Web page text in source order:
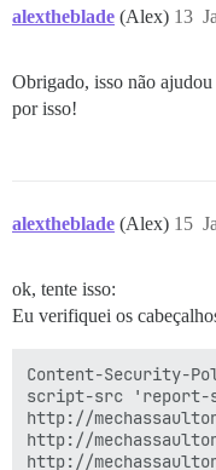
alextheblade (Alex) 13
Obrigado, isso não
por isso!
alextheblade (Alex) 15
ok, tente isso:
Eu verifiquei os
Content-Security-
script-src 'report-
http://
http://